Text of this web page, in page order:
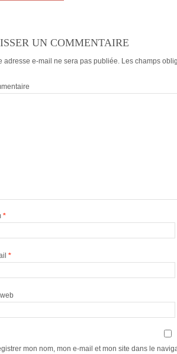
UN COMMENTAIRE
adresse e-mail ne sera pas publiée. Les champs
*
*
mon nom, mon e-mail et mon site dans le